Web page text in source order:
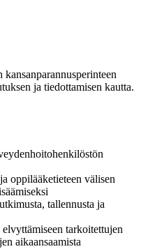
ja tiedottamisen kautta.
oppilääketieteen välisen
tallennusta ja
tarkoitettujen
aikaansaamista